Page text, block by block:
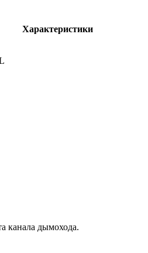
Характеристики
канала дымохода.